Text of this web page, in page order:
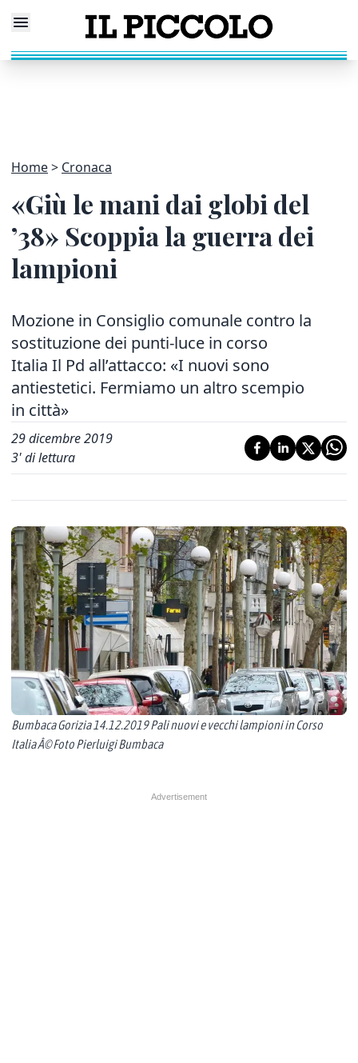
Home Cronaca
«Giù le mani dai globi del
’38» Scoppia la guerra dei
lampioni
Mozione in Consiglio comunale contro la
sostituzione dei punti-luce in corso
Italia Il Pd all’attacco: «I nuovi sono
antiestetici. Fermiamo un altro scempio
in città»
29 dicembre 2019
3' di lettura
Bumbaca Gorizia 14.12.2019 Pali nuovi e vecchi lampioni in Corso
Italia Â© Foto Pierluigi Bumbaca